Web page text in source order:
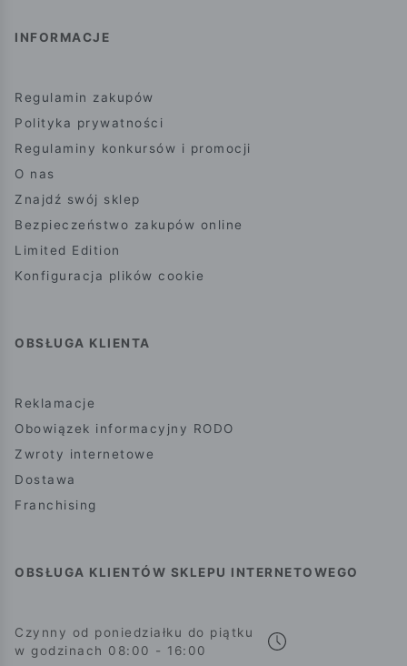
INFORMACJE
Regulamin zakupów
Polityka prywatności
Regulaminy konkursów i promocji
O nas
Znajdź swój sklep
Bezpieczeństwo zakupów online
Limited Edition
Konfiguracja plików cookie
OBSŁUGA KLIENTA
Reklamacje
Obowiązek informacyjny RODO
Zwroty internetowe
Dostawa
Franchising
OBSŁUGA KLIENTÓW SKLEPU INTERNETOWEGO
Czynny od poniedziałku do piątku
w godzinach 08:00 - 16:00